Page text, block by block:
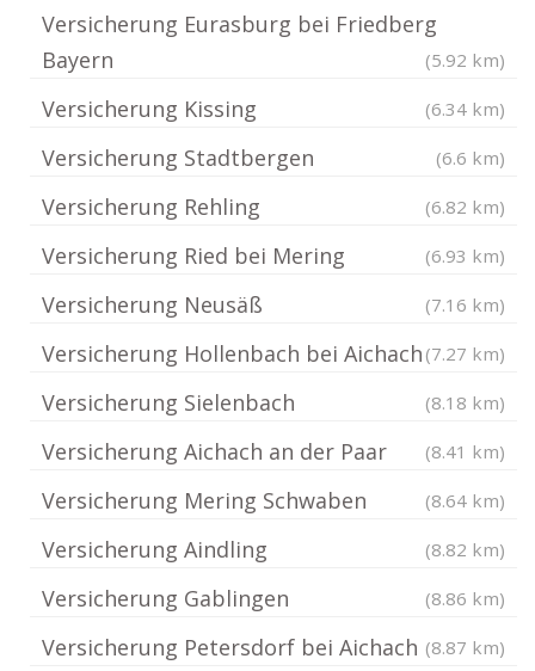
Versicherung Eurasburg bei Friedberg
Bayern
(5.92 km)
Versicherung Kissing (6.34 km)
Versicherung Stadtbergen (6.6 km)
Versicherung Rehling (6.82 km)
Versicherung Ried bei Mering (6.93 km)
Versicherung Neusäß (7.16 km)
Versicherung Hollenbach bei Aichach (7.27 km)
Versicherung Sielenbach (8.18 km)
Versicherung Aichach an der Paar (8.41 km)
Versicherung Mering Schwaben (8.64 km)
Versicherung Aindling (8.82 km)
Versicherung Gablingen (8.86 km)
Versicherung Petersdorf bei Aichach (8.87 km)